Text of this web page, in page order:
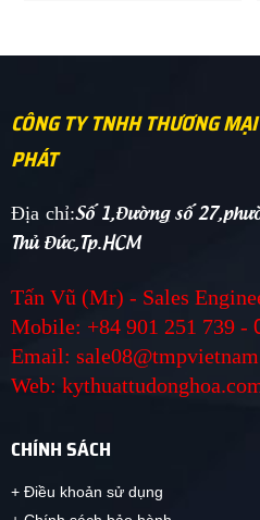
CÔNG TY TNHH THƯƠNG
PHÁT
Địa chỉ:Số 1,Đường số
Thủ Đức,Tp.HCM
Tấn Vũ (Mr) - Sales
Mobile: +84 901 251 739 -
Email:
Web:
CHÍNH SÁCH
+ Điều khoản sử dụng